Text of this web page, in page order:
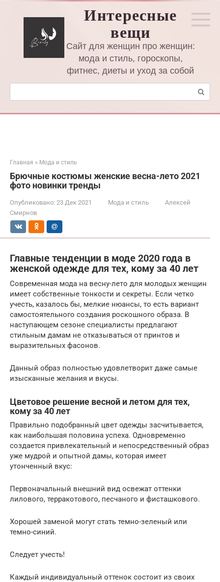
Интересные
вещи
Сайт для женщин про женщин:
мода и стиль, гороскопы,
фитнес, диеты и уход за собой
Поиск:
Главная » Мода и стиль
Брючные костюмы женские весна-лето 2021
фото новинки тренды
Опубликовано: 23 Дек 2021 Мода и стиль
Алексей
Смирнов
Главные тенденции в моде 2020 года в
женской одежде для тех, кому за 40 лет
Современная мода на весну-лето для молодых женщин
имеет собственные тонкости и секреты. Если четко
учесть, казалось бы, мелкие нюансы, то есть вариант
самостоятельного создания роскошного образа. В
наступающем сезоне специалисты предлагают
стильным дамам не отказываться от принтов и
выразительных фасонов.
Данный образ полностью удовлетворит даже самые
изысканные желания и вкусы.
Цветовое решение весной и летом для тех,
кому за 40 лет
Правильно подобранный цвет одежды засчитывается,
как наибольшая половина успеха. Одновременно
создается привлекательный и непосредственный образ
уже мудрой и опытной дамы, которая имеет
утонченный вкус:
Первоначальный внешний вид освежат оттенки
лилового, терракотового, песчаного и фисташкового.
Хорошей заменой могут стать темно-зеленый или
темно-синий.
Следует учесть!
Каждый индивидуальный оттенок состоит из своих